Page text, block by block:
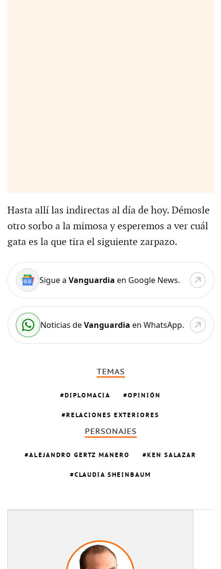
Hasta allí las indirectas al día de hoy. Démosle
otro sorbo a la mimosa y esperemos a ver cuál
gata es la que tira el siguiente zarpazo.
Sigue a Vanguardia en Google News.
Noticias deVanguardia en WhatsApp.
TEMAS
DIPLOMACIA OPINIÓN
RELACIONES EXTERIORES
PERSONAJES
ALEJANDRO GERTZ MANERO KEN SALAZAR
CLAUDIA SHEINBAUM